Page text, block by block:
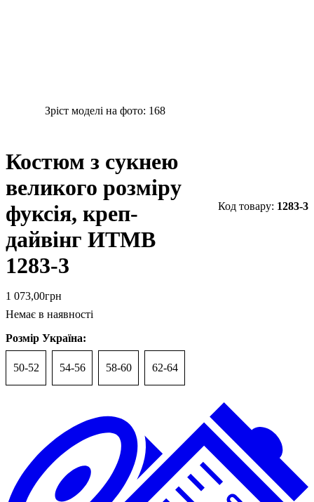
Зріст моделі на фото: 168
Костюм з сукнею
великого розміру
фуксія, креп-
дайвінг ИТМВ
1283-3
1283-3
1 073,00грн
Немає в наявності
Розмір Україна:
50-52 54-56 58-60 62-64